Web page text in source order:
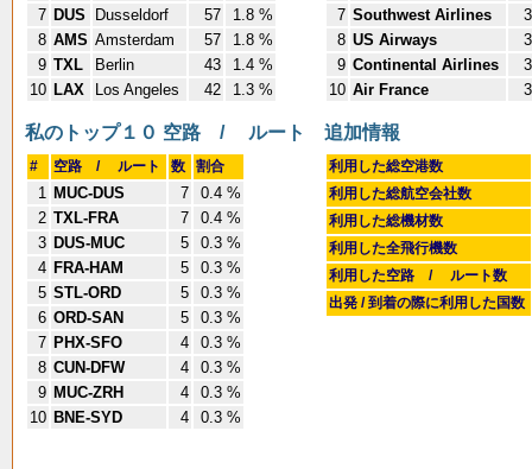
7 DUS Dusseldorf 57
1.8 %
8 AMS Amsterdam 57
1.8 %
9 TXL Berlin 43
1.4 %
10 LAX Los Angeles 42 1.3 %
7 Southwest Airlines
8 US Airways
9 Continental Airlines
10 Air France
私のトップ１０ 空路 / ルート
# 空路 / ルート 数 割合
1 MUC-DUS 7
0.4 %
2 TXL-FRA 7
0.4 %
3 DUS-MUC 5
0.3 %
4 FRA-HAM 5
0.3 %
5 STL-ORD 5
0.3 %
6 ORD-SAN 5
0.3 %
7 PHX-SFO 4
0.3 %
8 CUN-DFW 4
0.3 %
9 MUC-ZRH 4
0.3 %
10 BNE-SYD 4 0.3 %
追加情報
利用した総空港数
利用した総航空会社数
利用した総機材数
利用した全飛行機数
利用した空路 / ルート数
出発 / 到着の際に利用した国数